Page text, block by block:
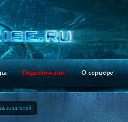
Подключение О сервере